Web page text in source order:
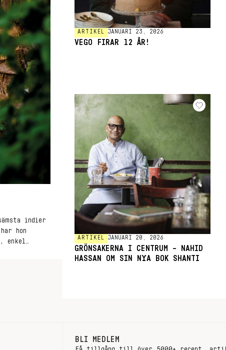
indier
hon
enkel
ARTIKEL JANUARI 23, 2026
VEGO FIRAR 12 ÅR!
ARTIKEL JANUARI 20, 2026
GRÖNSAKERNA I CENTRUM – NAHID
HASSAN OM SIN NYA BOK SHANTI
BLI MEDLEM